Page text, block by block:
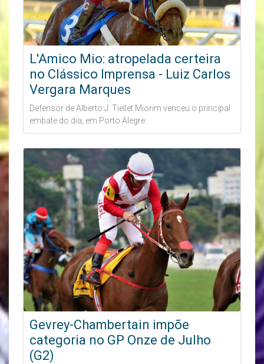
L'Amico Mio: atropelada certeira
no Clássico Imprensa - Luiz Carlos
Vergara Marques
Defensor de Alberto J. Tiellet Miorim venceu o principal
embate do dia, em Porto Alegre.
Gevrey-Chambertain impõe
categoria no GP Onze de Julho
(G2)